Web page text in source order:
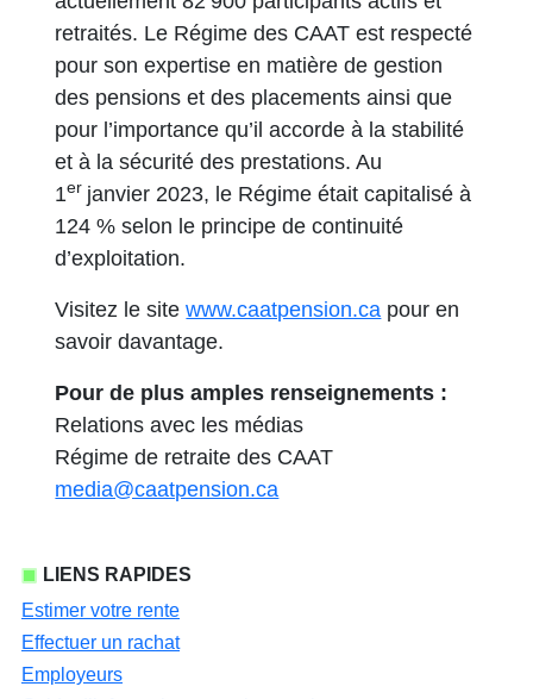
retraités. Le Régime des CAAT est respecté
pour son expertise en matière de gestion
des pensions et des placements ainsi que
pour l’importance qu’il accorde à la stabilité
et à la sécurité des prestations. Au
1er janvier 2023, le Régime était capitalisé à
124 % selon le principe de continuité
d’exploitation.
Visitez le sitewww.caatpension.ca pour en
savoir davantage.
Pour de plus amples renseignements :
Relations avec les médias
Régime de retraite des CAAT
media@caatpension.ca
LIENS RAPIDES
Estimer votre rente
Effectuer un rachat
Employeurs